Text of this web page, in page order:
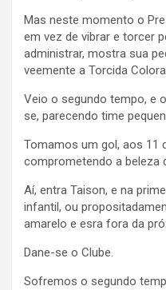
Mas neste momento o
em vez de vibrar e torcer
administrar, mostra sua
veemente a Torcida
Veio o segundo tempo, e
se, parecendo time
Tomamos um gol, aos 11
comprometendo a beleza
Aí, entra Taison, e na
infantil, ou
amarelo e esra fora da
Dane-se o Clube.
Sofremos o segundo